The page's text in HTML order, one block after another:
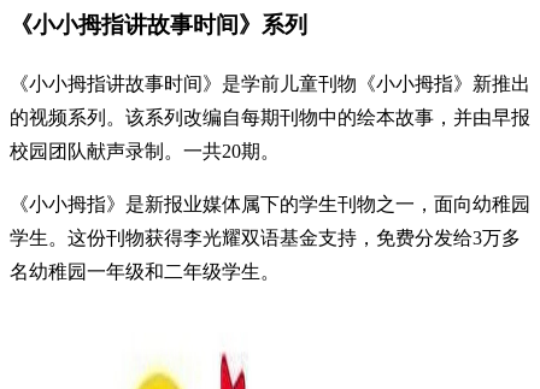
《小小拇指讲故事时间》系列
《小小拇指讲故事时间》是学前儿童刊物《小小拇指》新推出
的视频系列。该系列改编自每期刊物中的绘本故事，并由早报
校园团队献声录制。一共20期。
《小小拇指》是新报业媒体属下的学生刊物之一，面向幼稚园
学生。这份刊物获得李光耀双语基金支持，免费分发给3万多
名幼稚园一年级和二年级学生。